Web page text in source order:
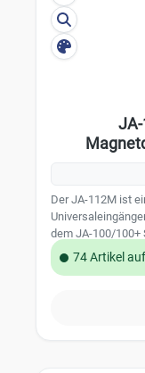
Der JA-112M ist
dem JA-100/100+
können
werden und die
74 Artikel